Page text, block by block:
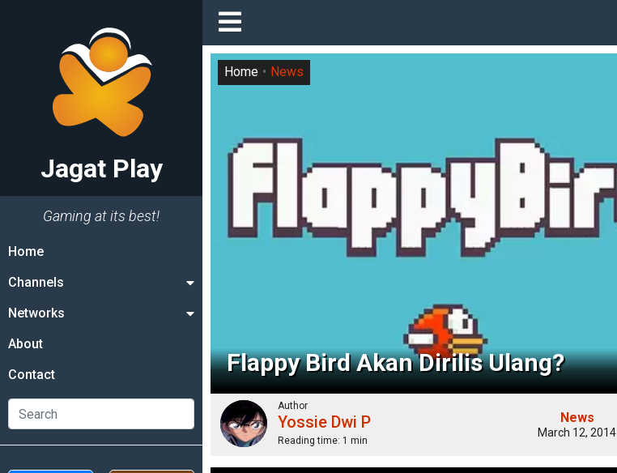
Jagat Play
Gaming at its best!
Home
Channels
Networks
About
Contact
Flappy Bird Akan Dirilis Ulang?
Home News
Author
Yossie Dwi P
Reading time: 1 min
News
March 12, 2014